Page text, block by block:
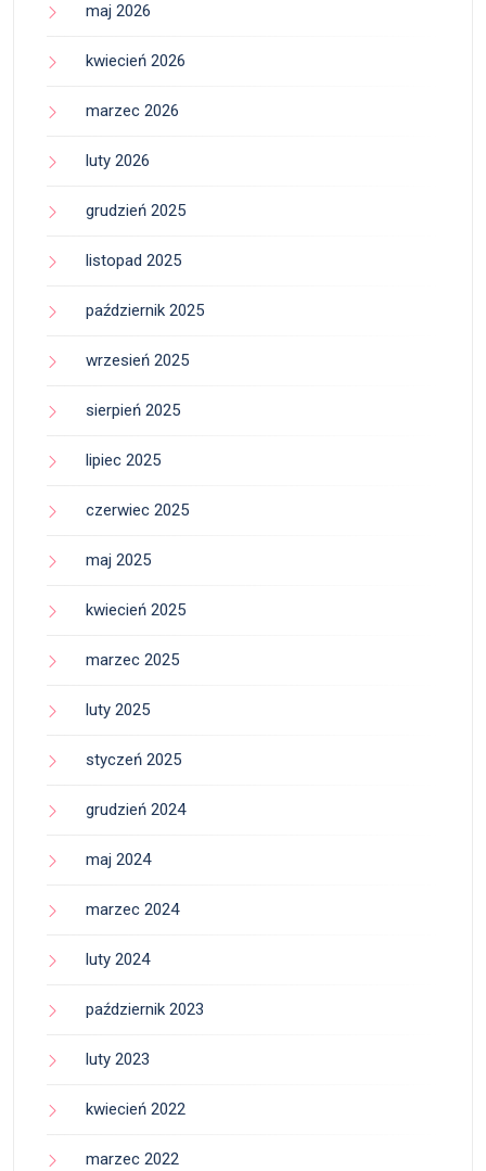
maj 2026
kwiecień 2026
marzec 2026
luty 2026
grudzień 2025
listopad 2025
październik 2025
wrzesień 2025
sierpień 2025
lipiec 2025
czerwiec 2025
maj 2025
kwiecień 2025
marzec 2025
luty 2025
styczeń 2025
grudzień 2024
maj 2024
marzec 2024
luty 2024
październik 2023
luty 2023
kwiecień 2022
marzec 2022